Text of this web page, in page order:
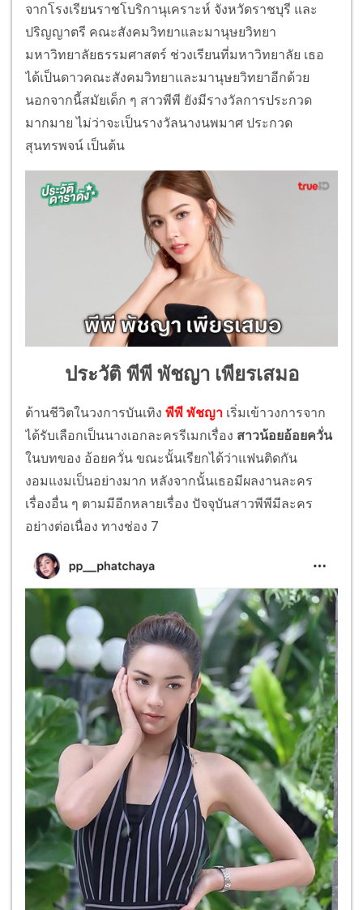
จากโรงเรียนราชโบริกานุเคราะห์ จังหวัดราชบุรี และ
ปริญญาตรี คณะสังคมวิทยาและมานุษยวิทยา
มหาวิทยาลัยธรรมศาสตร์ ช่วงเรียนที่มหาวิทยาลัย เธอ
ได้เป็นดาวคณะสังคมวิทยาและมานุษยวิทยาอีกด้วย
นอกจากนี้สมัยเด็ก ๆ สาวพีพี ยังมีรางวัลการประกวด
มากมาย ไม่ว่าจะเป็นรางวัลนางนพมาศ ประกวด
สุนทรพจน์ เป็นต้น
ประวัติ พีพี พัชญา เพียรเสมอ
ด้านชีวิตในวงการบันเทิง พีพี พัชญา เริ่มเข้าวงการจาก
ได้รับเลือกเป็นนางเอกละครรีเมกเรื่อง สาวน้อยอ้อยควั่น
ในบทของ อ้อยควั่น ขณะนั้นเรียกได้ว่าแฟนติดกัน
งอมแงมเป็นอย่างมาก หลังจากนั้นเธอมีผลงานละคร
เรื่องอื่น ๆ ตามมีอีกหลายเรื่อง ปัจจุบันสาวพีพีมีละคร
อย่างต่อเนื่อง ทางช่อง 7